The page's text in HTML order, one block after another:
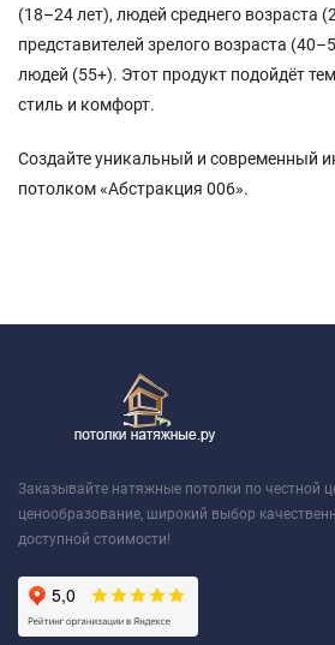
(18–24 лет), людей среднего возраста
представителей зрелого возраста
людей (55+). Этот продукт подойдёт
стиль и комфорт.
Создайте уникальный и современный
потолком «Абстракция 006».
Заказывайте натяжные потолки по честной
ценообразование, широкий выбор
доступной стоимости!